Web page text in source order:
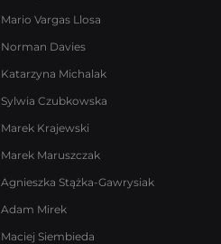
Mario Vargas Llosa
Norman Davies
Katarzyna Michalak
Sylwia Czubkowska
Marek Krajewski
Marek Maruszczak
Agnieszka Stążka-Gawrysiak
Adam Mirek
Maciej Siembieda